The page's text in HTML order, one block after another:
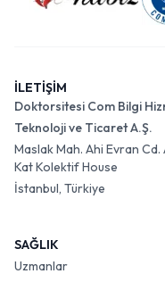
İLETİŞİM
Doktorsitesi Com Bilgi
Teknoloji ve Ticaret A.Ş.
Maslak Mah. Ahi Evran
Kat Kolektif House
İstanbul, Türkiye
SAĞLIK
Uzmanlar